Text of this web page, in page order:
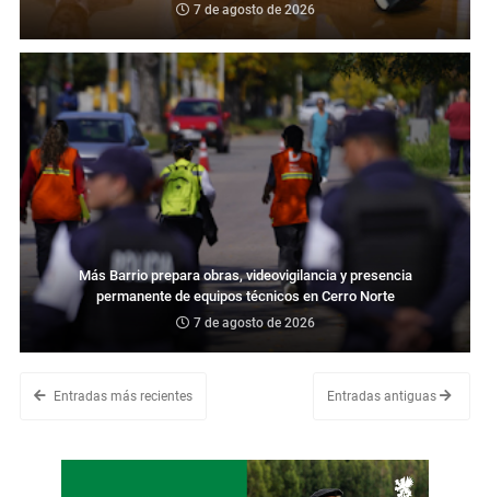
7 de agosto de 2026
Más Barrio prepara obras, videovigilancia y presencia
permanente de equipos técnicos en Cerro Norte
7 de agosto de 2026
Entradas más recientes Entradas antiguas